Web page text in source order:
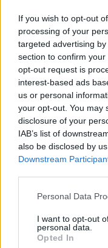
If you wish to opt-out
processing of your
targeted advertising
section to confirm
opt-out request is
interest-based ads
us or personal
your opt-out. You may
disclosure of your
IAB’s list of
also be disclosed by
Downstream
Personal Data
I want to opt-out
personal data.
Opted In
in
cinque svela